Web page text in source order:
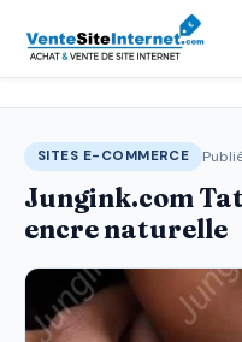
SITES E-COMMERCE
Jungink.com
encre naturelle